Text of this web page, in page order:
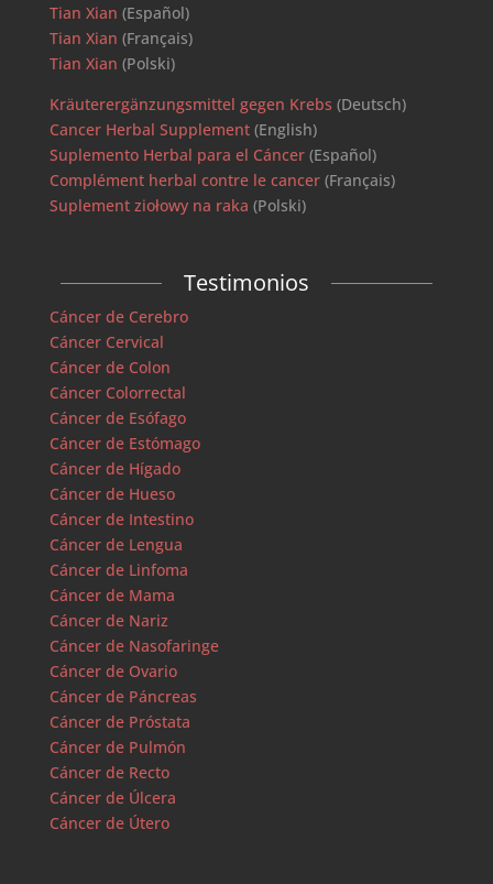
Tian Xian (Español)
Tian Xian (Français)
Tian Xian (Polski)
Kräuterergänzungsmittel gegen Krebs (Deutsch)
Cancer Herbal Supplement(English)
Suplemento Herbal para el Cáncer(Español)
Complément herbal contre le cancer(Français)
Suplement ziołowy na raka (Polski)
Testimonios
Cáncer de Cerebro
Cáncer Cervical
Cáncer de Colon
Cáncer Colorrectal
Cáncer de Esófago
Cáncer de Estómago
Cáncer de Hígado
Cáncer de Hueso
Cáncer de Intestino
Cáncer de Lengua
Cáncer de Linfoma
Cáncer de Mama
Cáncer de Nariz
Cáncer de Nasofaringe
Cáncer de Ovario
Cáncer de Páncreas
Cáncer de Próstata
Cáncer de Pulmón
Cáncer de Recto
Cáncer de Úlcera
Cáncer de Útero